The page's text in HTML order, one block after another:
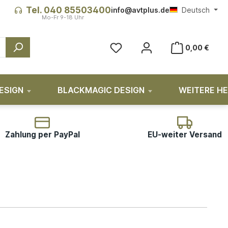
Deutsch
Tel. 040 85503400info@avtplus.de
Du hast 0 Produkte auf dem
0,00 €
BLACKMAGIC DESIGN WEITERE
Zahlung per PayPal EU-weiter Versand